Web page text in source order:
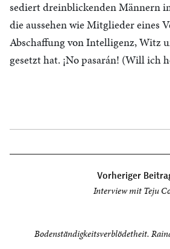
sediert dreinblickenden Männern
die aussehen wie Mitglieder eines
Abschaffung von Intelligenz, Witz
gesetzt hat. ¡No pasarán! (Will ich
Vorheriger
Interview mit Teju
Bodenständigkeitsverblödetheit.